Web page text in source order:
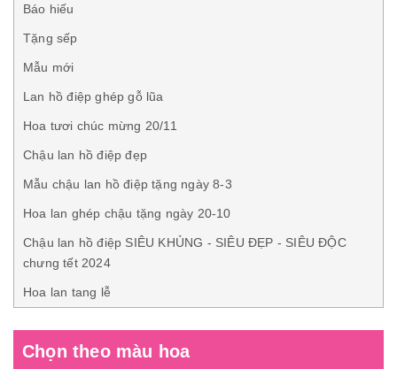
Báo hiếu
Tặng sếp
Mẫu mới
Lan hồ điệp ghép gỗ lũa
Hoa tươi chúc mừng 20/11
Chậu lan hồ điệp đẹp
Mẫu chậu lan hồ điệp tặng ngày 8-3
Hoa lan ghép chậu tặng ngày 20-10
Chậu lan hồ điệp SIÊU KHỦNG - SIÊU ĐẸP - SIÊU ĐỘC
chưng tết 2024
Hoa lan tang lễ
Chọn theo màu hoa